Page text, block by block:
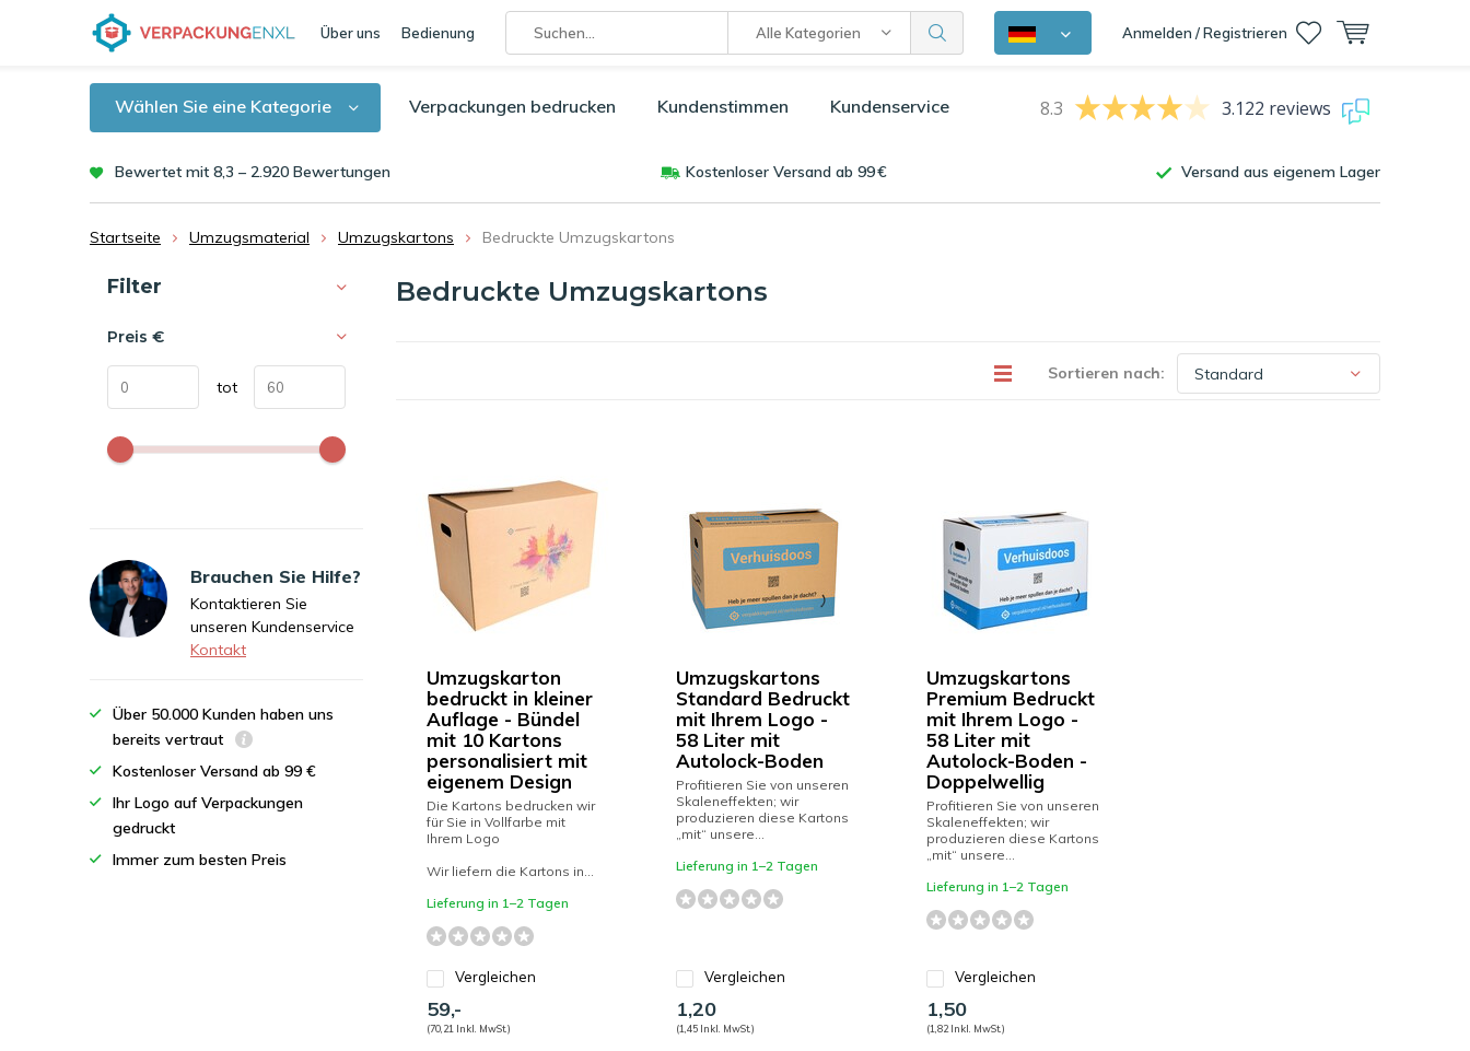
Über uns Bedienung Alle Kategorien Anmelden / Registrieren
Wählen Sie eine Kategorie Verpackungen bedrucken Kundenstimmen Kundenservice 8.3 3.122 reviews
Bewertet mit 8,3 – 2.920 Bewertungen Kostenloser Versand ab 99 € Versand aus eigenem Lager
Startseite Umzugsmaterial Umzugskartons Bedruckte Umzugskartons
Bedruckte Umzugskartons
Sortieren nach:
Umzugskarton
bedruckt in kleiner
Auflage - Bündel
mit 10 Kartons
personalisiert mit
eigenem Design
Die Kartons bedrucken wir
für Sie in Vollfarbe mit
Ihrem Logo
Wir liefern die Kartons in...
Lieferung in 1–2 Tagen
Vergleichen
59,-
(70,21 Inkl. MwSt.)
Umzugskartons
Standard Bedruckt
mit Ihrem Logo -
58 Liter mit
Autolock-Boden
Profitieren Sie von unseren
Skaleneffekten; wir
produzieren diese Kartons
„mit“ unsere...
Lieferung in 1–2 Tagen
Vergleichen
1,20
(1,45 Inkl. MwSt.)
Umzugskartons
Premium Bedruckt
mit Ihrem Logo -
58 Liter mit
Autolock-Boden -
Doppelwellig
Profitieren Sie von unseren
Skaleneffekten; wir
produzieren diese Kartons
„mit“ unsere...
Lieferung in 1–2 Tagen
Vergleichen
1,50
(1,82 Inkl. MwSt.)
Sortieren nach:
Filter
Preis €
tot
Brauchen Sie Hilfe?
Kontaktieren Sie
unseren Kundenservice
Kontakt
Über 50.000 Kunden haben uns
bereits vertraut
Kostenloser Versand ab 99 €
Ihr Logo auf Verpackungen
gedruckt
Immer zum besten Preis